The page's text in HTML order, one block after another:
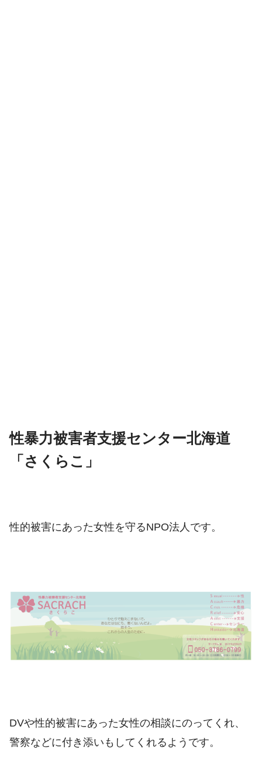
性暴力被害者支援センター北海道
「さくらこ」
性的被害にあった女性を守るNPO法人です。
DVや性的被害にあった女性の相談にのってくれ、
警察などに付き添いもしてくれるようです。